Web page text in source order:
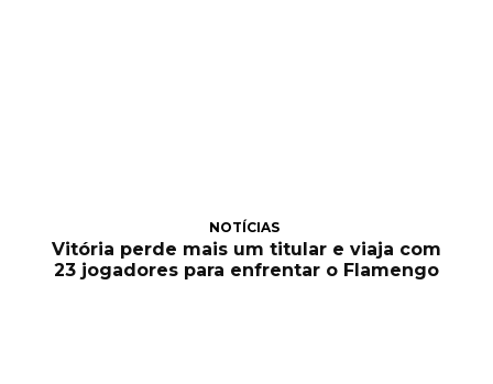
NOTÍCIAS
Vitória perde mais um titular e viaja com
23 jogadores para enfrentar o Flamengo